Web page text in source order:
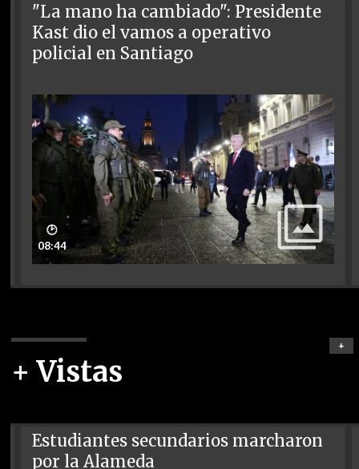
"La mano ha cambiado": Presidente
Kast dio el vamos a operativo
policial en Santiago
🕑
08:44
+ Vistas
+
Estudiantes secundarios marcharon
por la Alameda